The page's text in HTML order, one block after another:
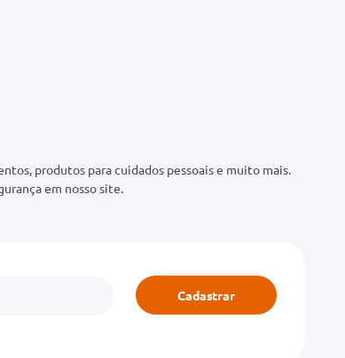
produtos para cuidados pessoais e muito mais.
em nosso site.
Cadastrar